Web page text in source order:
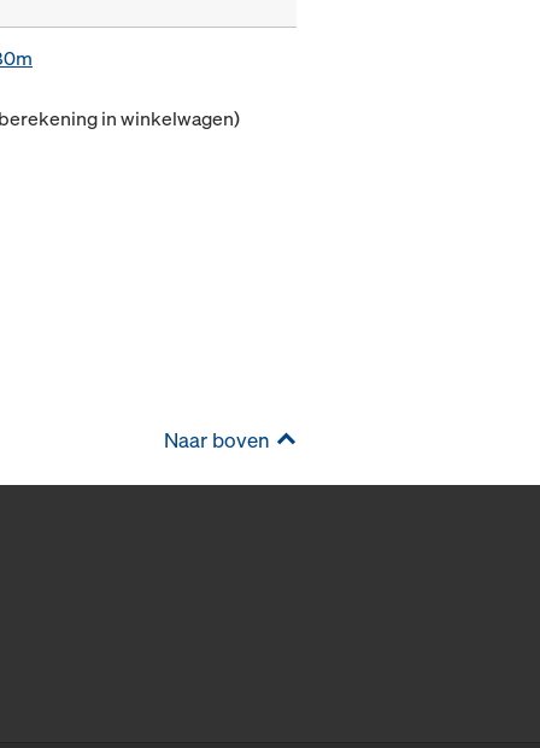
in winkelwagen)
Naar boven